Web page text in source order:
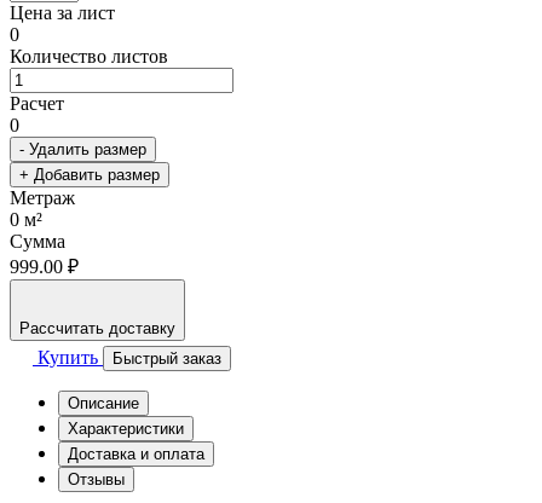
Цена за лист
0
Количество листов
Расчет
0
- Удалить размер
+ Добавить размер
Метраж
0 м²
Сумма
999.00 ₽
Рассчитать доставку
Купить Быстрый заказ
Описание
Характеристики
Доставка и оплата
Отзывы